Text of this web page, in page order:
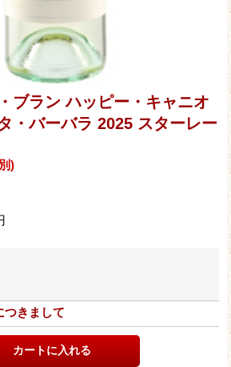
ブラン ハッピー・キャニオ
・バーバラ 2025 スターレー
)
きまして